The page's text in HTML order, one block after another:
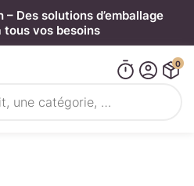
Des solutions d’emballage
tous vos besoins
0
cookies